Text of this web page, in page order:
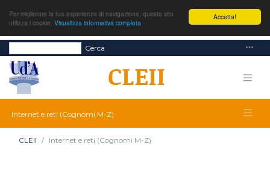
Accetta!
Per migliorare la tua esperienza di navigazione, questo sito
utilizza i cookie. Visualizza informativa completa
Cerca
Internet e reti (Cognomi M-Z)
CLEII Internet e reti (Cognomi M-Z)